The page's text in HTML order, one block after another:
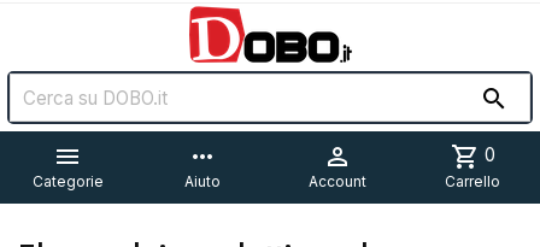


Categorie
more_horiz
Aiuto

Account
shopping_cart 0
Carrello